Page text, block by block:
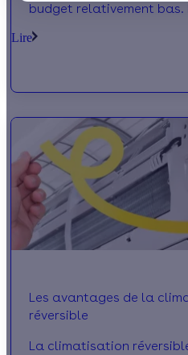
budget relativement bas.
Lire
Les avantages de la
réversible
La climatisation